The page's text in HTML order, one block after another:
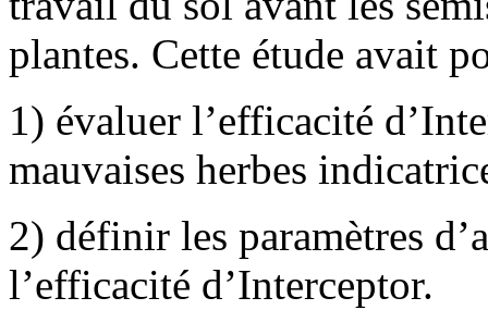
plantes. Cette étude avait
1) évaluer l’efficacité
mauvaises herbes
2) définir les paramètres
l’efficacité d’Interceptor.